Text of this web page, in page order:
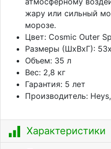
жару или сильный
морозе.
Цвет: Cosmic Outer
Размеры (ШхВхГ):
Объем: 35 л
Вес: 2,8 кг
Гарантия: 5 лет
Производитель:
Характеристики